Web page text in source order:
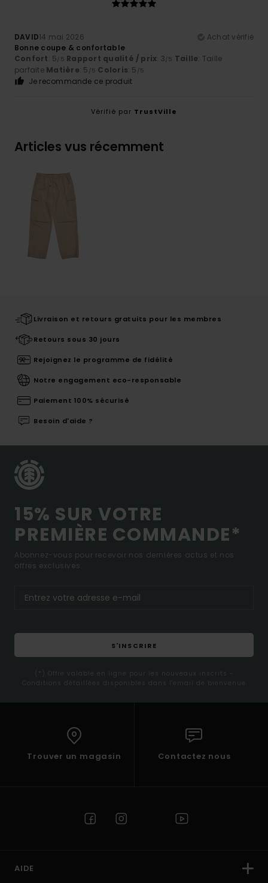
DAVID14 mai 2026
Achat vérifié
Bonne coupe & confortable
Confort: 5/5 Rapport qualité / prix: 3/5 Taille: Taille
parfaite Matière: 5 /5 Coloris: 5 /5
Je recommande ce produit
Vérifié par TrustVille
Articles vus récemment
Livraison et retours gratuits pour les membres
Retours sous 30 jours
Rejoignez le programme de fidélité
Notre engagement eco-responsable
Paiement 100% sécurisé
Besoin d'aide ?
15% SUR VOTRE
PREMIÈRE COMMANDE*
Abonnez-vous pour recevoir nos dernières actus et nos
offres exclusives.
S'INSCRIRE
(*) Offre valable en ligne pour les nouveaux inscrits -
Conditions détaillées disponibles dans l'email de bienvenue
Trouver un magasin Contactez nous
AIDE